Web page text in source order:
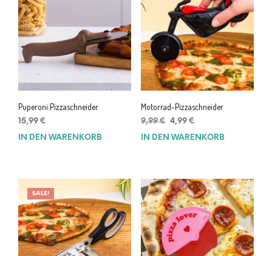
Puperoni Pizzaschneider
15,99 €
IN DEN WARENKORB
Motorrad-Pizzaschneider
9,99€ Ursprünglicher
Preis
4,99 €Aktueller
Preis
IN DEN WARENKORB
SALE!